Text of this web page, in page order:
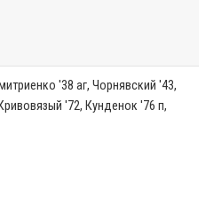
'38 аг, Чорнявский '43,
'72, Кунденок '76 п,